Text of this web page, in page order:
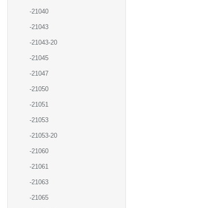
-21040
-21043
-21043-20
-21045
-21047
-21050
-21051
-21053
-21053-20
-21060
-21061
-21063
-21065